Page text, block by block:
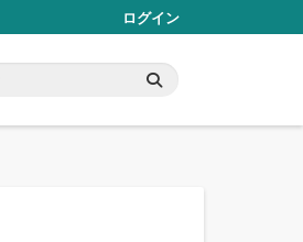
ログイン